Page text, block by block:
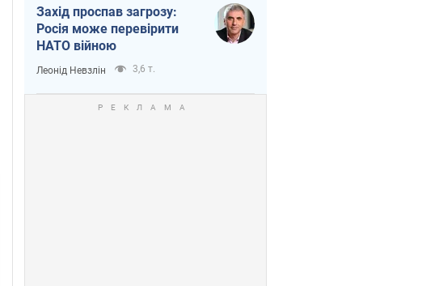
Захід проспав загрозу:
Росія може перевірити
НАТО війною
Леонід Невзлін 3,6 т.